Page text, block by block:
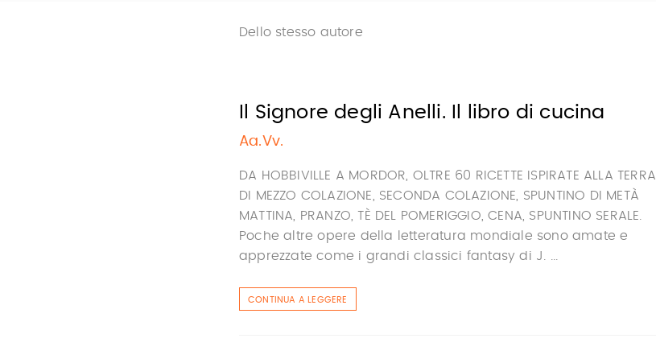
Dello stesso autore
Il Signore degli Anelli. Il libro di cucina
Aa.Vv.
DA HOBBIVILLE A MORDOR, OLTRE 60 RICETTE ISPIRATE ALLA TERRA
DI MEZZO COLAZIONE, SECONDA COLAZIONE, SPUNTINO DI METÀ
MATTINA, PRANZO, TÈ DEL POMERIGGIO, CENA, SPUNTINO SERALE.
Poche altre opere della letteratura mondiale sono amate e
apprezzate come i grandi classici fantasy di J. ...
CONTINUA A LEGGERE